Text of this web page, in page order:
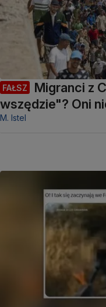
FAŁSZ
Migranci z
wszędzie"? Oni
M. Istel